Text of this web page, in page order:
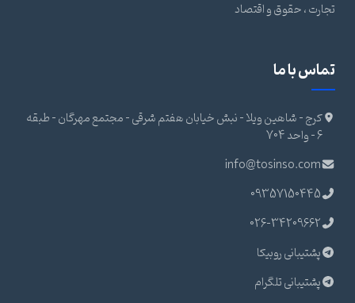
تجارت ، حقوق و اقتصاد
تماس با ما
کرج - شاهین ویلا - نبش خیابان هفتم شرقی - مجتمع مهرگان - طبقه
6 - واحد 704
info@tosinso.com
09357150445
026-34209662
پشتیبانی روبیکا
پشتیبانی تلگرام